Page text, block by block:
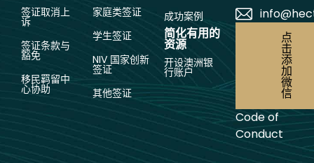
签证取消上
诉
签证条款与
豁免
移民羁留中
心协助
家庭类签证
学生签证
NIV 国家创新
签证
其他签证
成功案例
简化有用的
资源
开设澳洲银
行账户
点
击
添
加
微
信
Code of
Conduct